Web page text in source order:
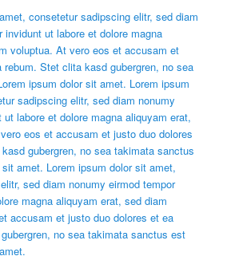
consetetur sadipscing elitr, sed diam
invidunt ut labore et dolore magna
voluptua. At vero eos et accusam et
Stet clita kasd gubergren, no sea
ipsum dolor sit amet. Lorem ipsum
sadipscing elitr, sed diam nonumy
labore et dolore magna aliquyam erat,
eos et accusam et justo duo dolores
gubergren, no sea takimata sanctus
amet. Lorem ipsum dolor sit amet,
sed diam nonumy eirmod tempor
magna aliquyam erat, sed diam
accusam et justo duo dolores et ea
no sea takimata sanctus est